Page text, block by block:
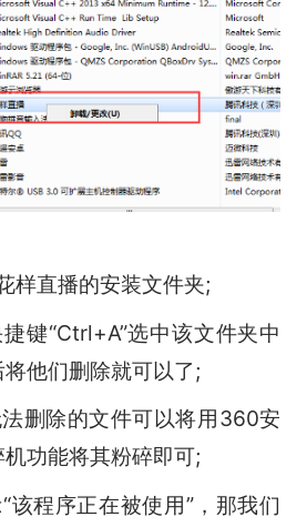
直播的安装文件夹;
“Ctrl+A”选中该文件夹中
他们删除就可以了;
除的文件可以将用360安
功能将其粉碎即可;
程序正在被使用”，那我们